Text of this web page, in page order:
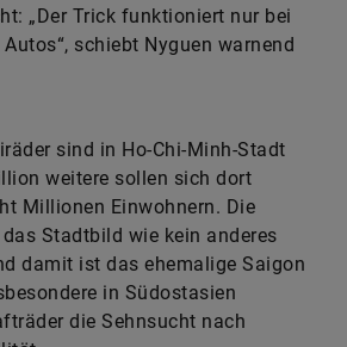
„Der Trick funktioniert nur bei
schiebt Nyguen warnend
sind in Ho-Chi-Minh-Stadt
weitere sollen sich dort
Millionen Einwohnern. Die
Stadtbild wie kein anderes
damit ist das ehemalige Saigon
in Südostasien
die Sehnsucht nach